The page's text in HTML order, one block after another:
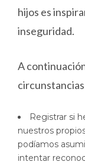
hijos es
inseguridad.
A
Registrar si
nuestros
podíamos
intentar